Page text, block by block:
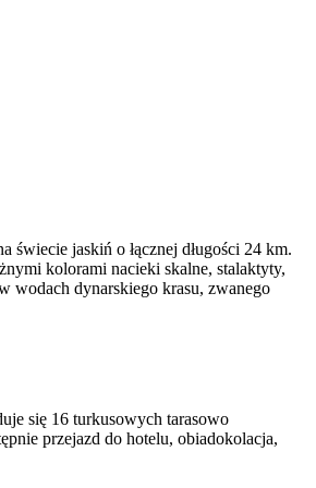
jaskiń o łącznej długości 24 km.
kolorami nacieki skalne, stalaktyty,
wodach dynarskiego krasu, zwanego
się 16 turkusowych tarasowo
przejazd do hotelu, obiadokolacja,